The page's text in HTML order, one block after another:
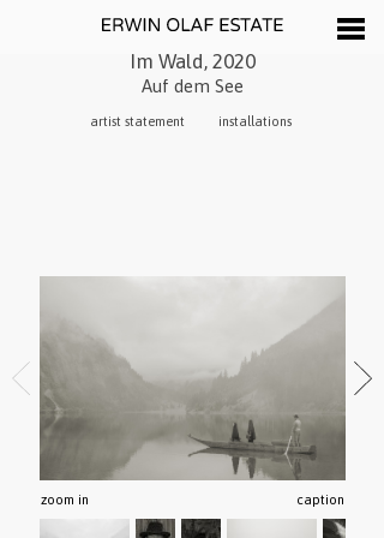
Im Wald, 2020
Auf dem See
artist statement installations
zoom in caption